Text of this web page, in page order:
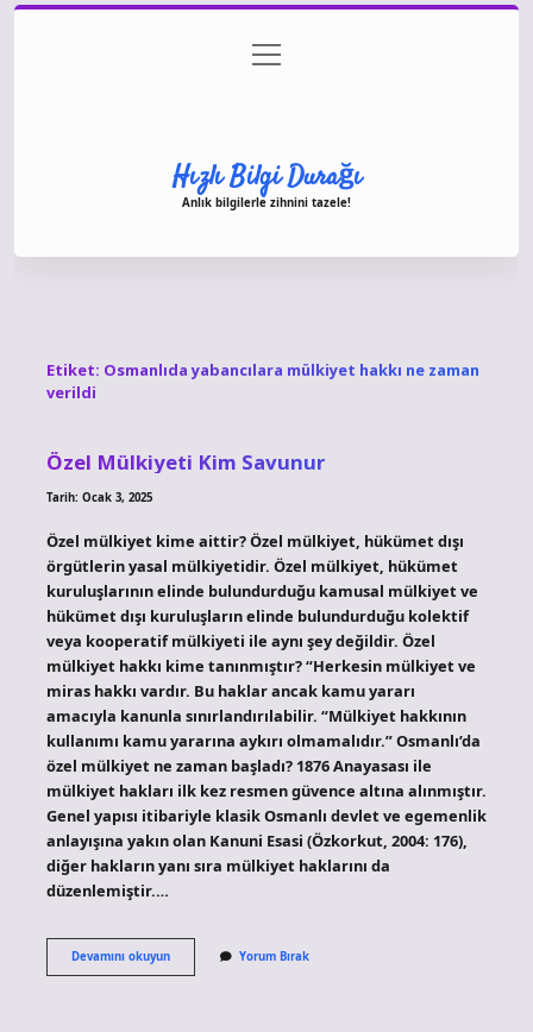
Gizlilik Politikası
menüyü
aç
Hızlı Bilgi Durağı
Anlık bilgilerle zihnini tazele!
Etiket: Osmanlıda yabancılara mülkiyet hakkı ne zaman
verildi
Özel Mülkiyeti Kim Savunur
Tarih: Ocak 3, 2025
Özel mülkiyet kime aittir? Özel mülkiyet, hükümet dışı
örgütlerin yasal mülkiyetidir. Özel mülkiyet, hükümet
kuruluşlarının elinde bulundurduğu kamusal mülkiyet ve
hükümet dışı kuruluşların elinde bulundurduğu kolektif
veya kooperatif mülkiyeti ile aynı şey değildir. Özel
mülkiyet hakkı kime tanınmıştır? “Herkesin mülkiyet ve
miras hakkı vardır. Bu haklar ancak kamu yararı
amacıyla kanunla sınırlandırılabilir. “Mülkiyet hakkının
kullanımı kamu yararına aykırı olmamalıdır.” Osmanlı’da
özel mülkiyet ne zaman başladı? 1876 ​​Anayasası ile
mülkiyet hakları ilk kez resmen güvence altına alınmıştır.
Genel yapısı itibariyle klasik Osmanlı devlet ve egemenlik
anlayışına yakın olan Kanuni Esasi (Özkorkut, 2004: 176),
diğer hakların yanı sıra mülkiyet haklarını da
düzenlemiştir.…
Devamını okuyunÖzel
Mülkiyeti
Yorum Bırak